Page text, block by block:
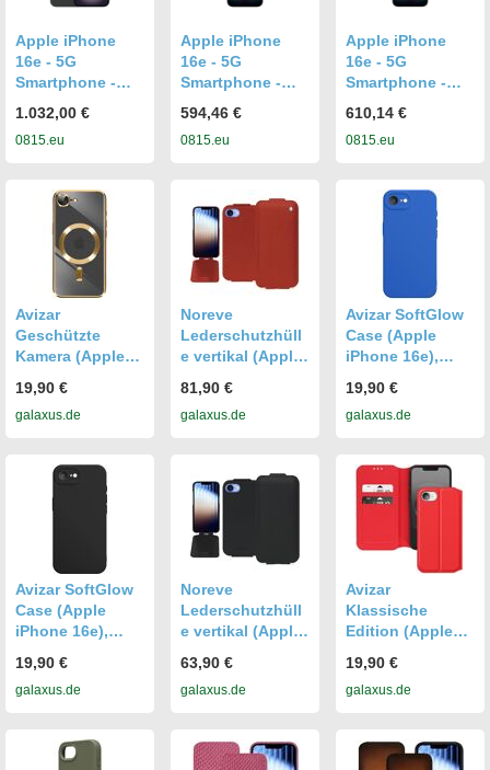
Apple iPhone
16e - 5G
Smartphone -
Interner Speicher
128 GB
1.032,00 €
0815.eu
Apple iPhone
16e - 5G
Smartphone -
Interner Speicher
128 GB
594,46 €
0815.eu
Apple iPhone
16e - 5G
Smartphone -
Interner Speicher
128 GB
610,14 €
0815.eu
Avizar
Geschützte
Kamera (Apple
Smartphone
Hülle, Gold
19,90 €
galaxus.de
Noreve
Lederschutzhüll
e vertikal (Apple
Smartphone
Hülle, Orange
81,90 €
galaxus.de
Avizar SoftGlow
Case (Apple
iPhone 16e),
Hülle, Blau
19,90 €
galaxus.de
Avizar SoftGlow
Case (Apple
iPhone 16e),
Hülle, Schwarz
19,90 €
galaxus.de
Noreve
Lederschutzhüll
e vertikal (Apple
Smartphone
Hülle, Schwarz
63,90 €
galaxus.de
Avizar
Klassische
Edition (Apple
Smartphone
Hülle, Rot
19,90 €
galaxus.de